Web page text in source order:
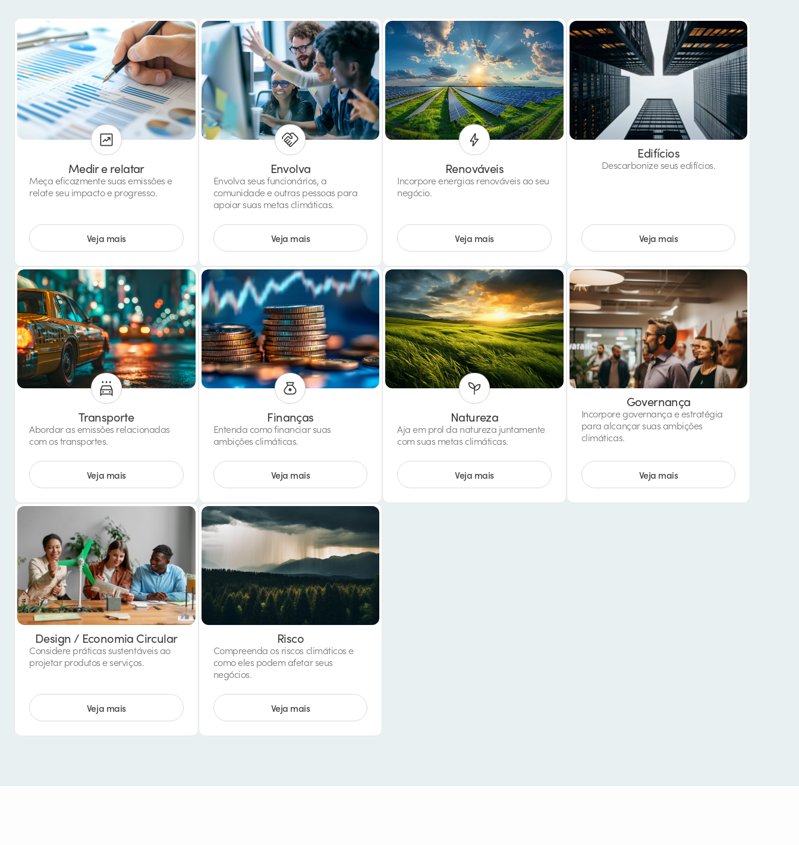
Medir e relatar
Meça eficazmente suas emissões e
relate seu impacto e progresso.
Veja mais
Envolva
Envolva seus funcionários, a
comunidade e outras pessoas para
apoiar suas metas climáticas.
Veja mais
Renováveis
Incorpore energias renováveis ao seu
negócio.
Veja mais
Edifícios
Descarbonize seus edifícios.
Veja mais
Transporte
Abordar as emissões relacionadas
com os transportes.
Veja mais
Finanças
Entenda como financiar suas
ambições climáticas.
Veja mais
Natureza
Aja em prol da natureza juntamente
com suas metas climáticas.
Veja mais
Governança
Incorpore governança e estratégia
para alcançar suas ambições
climáticas.
Veja mais
Design / Economia Circular
Considere práticas sustentáveis ao
projetar produtos e serviços.
Veja mais
Risco
Compreenda os riscos climáticos e
como eles podem afetar seus
negócios.
Veja mais